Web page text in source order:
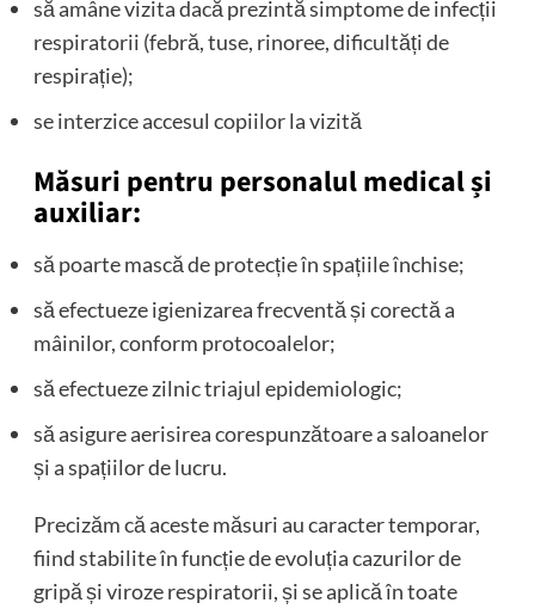
să amâne vizita dacă prezintă simptome de infecții
respiratorii (febră, tuse, rinoree, dificultăți de
respirație);
se interzice accesul copiilor la vizită
Măsuri pentru personalul medical și
auxiliar:
să poarte mască de protecție în spațiile închise;
să efectueze igienizarea frecventă și corectă a
mâinilor, conform protocoalelor;
să efectueze zilnic triajul epidemiologic;
să asigure aerisirea corespunzătoare a saloanelor
și a spațiilor de lucru.
Precizăm că aceste măsuri au caracter temporar,
fiind stabilite în funcție de evoluția cazurilor de
gripă și viroze respiratorii, și se aplică în toate